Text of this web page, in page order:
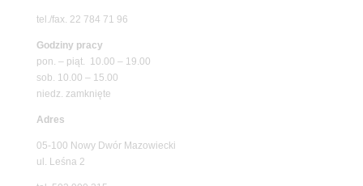
tel./fax. 22 784 71 96
Godziny pracy
pon. – piąt. 10.00 – 19.00
sob. 10.00 – 15.00
niedz. zamknięte
Adres
05-100 Nowy Dwór Mazowiecki
ul. Leśna 2